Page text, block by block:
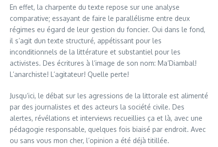
En effet, la charpente du texte repose sur une analyse
comparative; essayant de faire le parallélisme entre deux
régimes eu égard de leur gestion du foncier. Oui dans le fond,
il s’agit dun texte structuré, appétissant pour les
inconditionnels de la littérature et substantiel pour les
activistes. Des écritures à l’image de son nom: Ma’Diambal!
L’anarchiste! L’agitateur! Quelle perte!
Jusqu’ici, le débat sur les agressions de la littorale est alimenté
par des journalistes et des acteurs la société civile. Des
alertes, révélations et interviews recueillies ça et là, avec une
pédagogie responsable, quelques fois biaisé par endroit. Avec
ou sans vous mon cher, l’opinion a été déjà titillée.